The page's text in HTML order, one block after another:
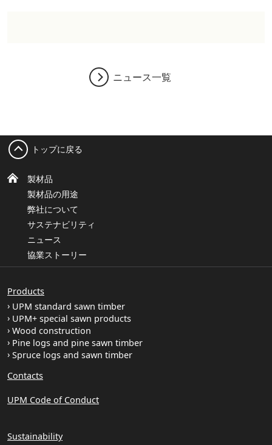
ニュース一覧
製材品
製材品の用途
弊社について
サステナビリティ
ニュース
協業ストーリー
トップに戻る
Products
UPM standard sawn timber
UPM+ special sawn products
Wood construction
Pine logs and pine sawn timber
Spruce logs and sawn timber
Contacts
UPM Code of Conduct
Sustainability